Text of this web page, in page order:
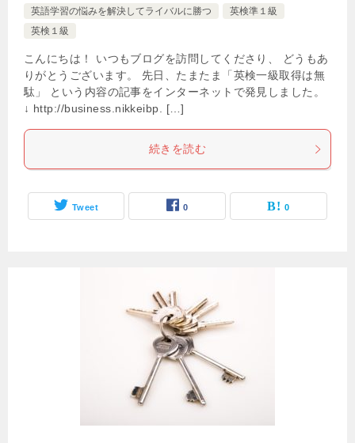
英語学習の悩みを解決してライバルに勝つ
英検準１級
英検１級
こんにちは！ いつもブログを訪問してくださり、 どうもあ
りがとうございます。 先日、たまたま「英検一級取得は無
駄」 という内容の記事をインターネットで発見しました。
↓ http://business.nikkeibp. […]
続きを読む
Tweet 0 0